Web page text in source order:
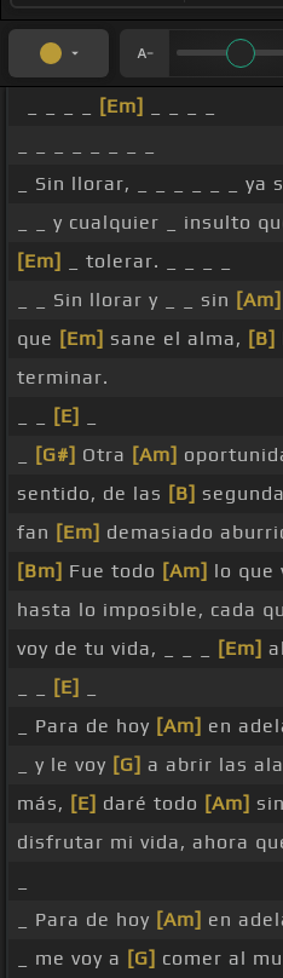
[Em]
_ Sin llorar, _ _ _ _ _ _ ya
_ _ y cualquier _ insulto
[Em]
_ tolerar. _ _ _ _
_ _ Sin llorar y _ _ sin [Am]
que [Em] sane el alma, [B]
terminar.
[E]
[G#] Otra [Am]
sentido, de las [B]
fan [Em] demasiado
[Bm] Fue todo [Am] lo que
hasta lo imposible, cada
voy de tu vida, _ _ _
[Em]
[E]
_ Para de hoy [Am] en
_ y le voy [G] a abrir las
más, [E] daré todo [Am]
disfrutar mi vida, ahora
_ Para de hoy [Am] en
_ me voy a [G] comer al